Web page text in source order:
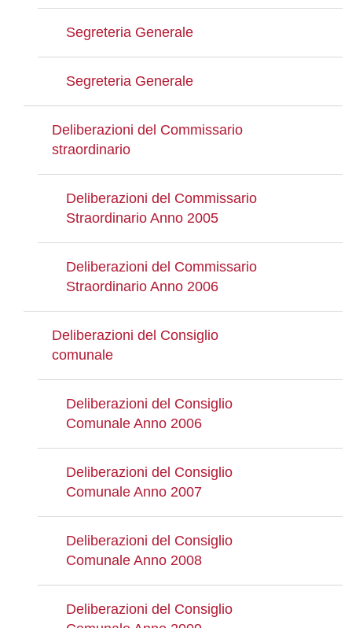
Segreteria Generale
Segreteria Generale
Deliberazioni del Commissario
straordinario
Deliberazioni del Commissario
Straordinario Anno 2005
Deliberazioni del Commissario
Straordinario Anno 2006
Deliberazioni del Consiglio
comunale
Deliberazioni del Consiglio
Comunale Anno 2006
Deliberazioni del Consiglio
Comunale Anno 2007
Deliberazioni del Consiglio
Comunale Anno 2008
Deliberazioni del Consiglio